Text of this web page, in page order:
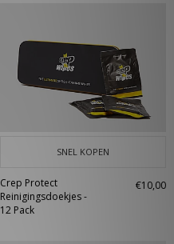
SNEL KOPEN
Crep Protect
Reinigingsdoekjes -
12 Pack
€10,00